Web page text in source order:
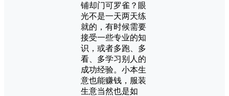
铺却门可罗雀？眼
光不是一天两天练
就的，有时候需要
接受一些专业的知
识，或者多跑、多
看、多学习别人的
成功经验。小本生
意也能赚钱，服装
生意当然也是如